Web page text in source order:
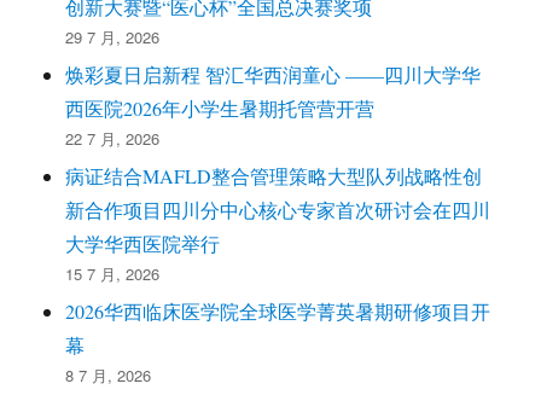
创新大赛暨“医心杯”全国总决赛奖项
29 7 月, 2026
焕彩夏日启新程 智汇华西润童心 ——四川大学华
西医院2026年小学生暑期托管营开营
22 7 月, 2026
病证结合MAFLD整合管理策略大型队列战略性创
新合作项目四川分中心核心专家首次研讨会在四川
大学华西医院举行
15 7 月, 2026
2026华西临床医学院全球医学菁英暑期研修项目开
幕
8 7 月, 2026